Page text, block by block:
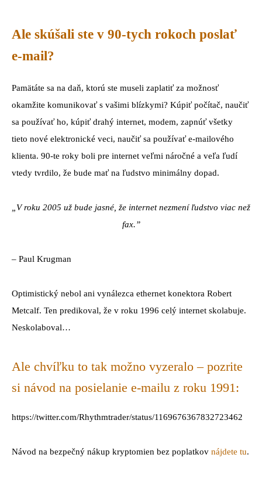
Ale skúšali ste v 90-tych rokoch poslať
e-mail?
Pamätáte sa na daň, ktorú ste museli zaplatiť za možnosť
okamžite komunikovať s vašimi blízkymi? Kúpiť počítač, naučiť
sa používať ho, kúpiť drahý internet, modem, zapnúť všetky
tieto nové elektronické veci, naučiť sa používať e-mailového
klienta. 90-te roky boli pre internet veľmi náročné a veľa ľudí
vtedy tvrdilo, že bude mať na ľudstvo minimálny dopad.
„V roku 2005 už bude jasné, že internet nezmení ľudstvo viac než
fax.”
– Paul Krugman
Optimistický nebol ani vynálezca ethernet konektora Robert
Metcalf. Ten predikoval, že v roku 1996 celý internet skolabuje.
Neskolaboval…
Ale chvíľku to tak možno vyzeralo – pozrite
si návod na posielanie e-mailu z roku 1991:
https://twitter.com/Rhythmtrader/status/1169676367832723462
Návod na bezpečný nákup kryptomien bez poplatkov nájdete tu.